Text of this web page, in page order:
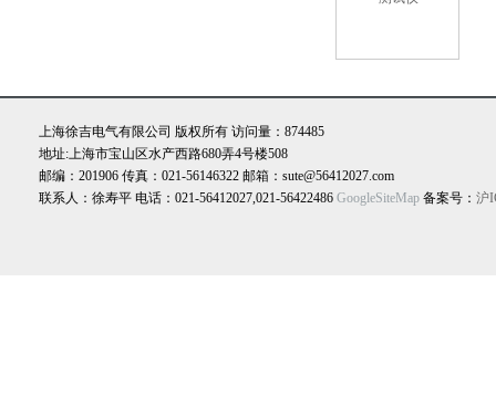
上海徐吉电气有限公司 版权所有 访问量：874485
地址:上海市宝山区水产西路680弄4号楼508
邮编：201906 传真：021-56146322 邮箱：sute@56412027.com
联系人：徐寿平 电话：021-56412027,021-56422486 GoogleSiteMap 备案号： 沪